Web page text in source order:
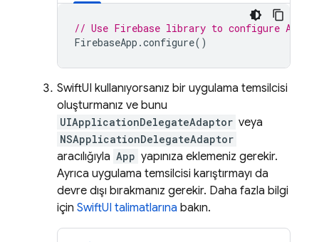
// Use Firebase library to configure APIs
FirebaseApp .configure()
SwiftUI kullanıyorsanız bir uygulama temsilcisi
oluşturmanız ve bunu
UIApplicationDelegateAdaptor veya
NSApplicationDelegateAdaptor
aracılığıyla App yapınıza eklemeniz gerekir.
Ayrıca uygulama temsilcisi karıştırmayı da
devre dışı bırakmanız gerekir. Daha fazla bilgi
için SwiftUI talimatlarına bakın.